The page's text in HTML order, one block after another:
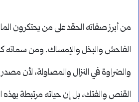
من أبرز صفاته الحقد على من يحتكرون
الفاحش والبخل والإمساك. ومن سماته
والضراوة في النزال والمصاولة، لأن
القنص والفتك، بل إن حياته مرتبطة بهذه